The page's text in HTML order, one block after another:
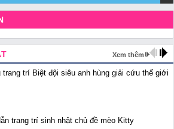
Xem thêm
trang trí Biệt đội siêu anh hùng giải cứu thế giới
trang trí sinh nhật chủ đề mèo Kitty